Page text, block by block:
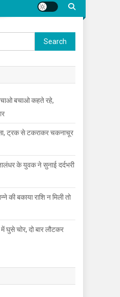
Search for:
बचाओ कहते रहे,
ट्रक से टकराकर चकनाचूर
के युवक ने सुनाई दर्दभरी
की बकाया राशि न मिली तो
घुसे चोर, दो बार लौटकर